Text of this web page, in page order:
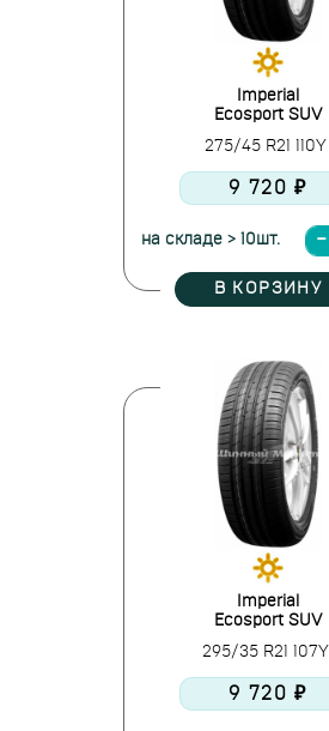
Imperial
Ecosport SUV
275/45 R21 110Y
9 720 ₽
на складе > 10шт.
В КОРЗИНУ
Imperial
Ecosport SUV
295/35 R21 107Y
9 720 ₽